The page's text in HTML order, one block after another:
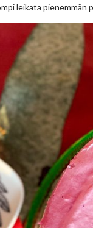
leikata pienemmän